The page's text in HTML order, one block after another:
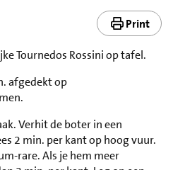
Print
Tournedos Rossini op tafel.
afgedekt op
Verhit de boter in een
2 min. per kant op hoog vuur.
rare. Als je hem meer